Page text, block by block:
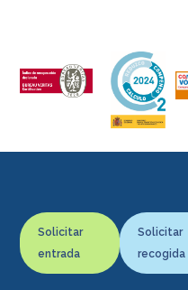
Solicitar
entrada
Solicitar
recogida